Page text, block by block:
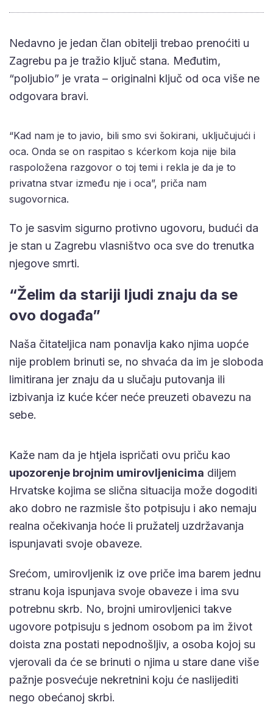
Nedavno je jedan član obitelji trebao prenoćiti u
Zagrebu pa je tražio ključ stana. Međutim,
“poljubio” je vrata – originalni ključ od oca više ne
odgovara bravi.
“Kad nam je to javio, bili smo svi šokirani, uključujući i
oca. Onda se on raspitao s kćerkom koja nije bila
raspoložena razgovor o toj temi i rekla je da je to
privatna stvar između nje i oca”, priča nam
sugovornica.
To je sasvim sigurno protivno ugovoru, budući da
je stan u Zagrebu vlasništvo oca sve do trenutka
njegove smrti.
“Želim da stariji ljudi znaju da se
ovo događa”
Naša čitateljica nam ponavlja kako njima uopće
nije problem brinuti se, no shvaća da im je sloboda
limitirana jer znaju da u slučaju putovanja ili
izbivanja iz kuće kćer neće preuzeti obavezu na
sebe.
Kaže nam da je htjela ispričati ovu priču kao
upozorenje brojnim umirovljenicima diljem
Hrvatske kojima se slična situacija može dogoditi
ako dobro ne razmisle što potpisuju i ako nemaju
realna očekivanja hoće li pružatelj uzdržavanja
ispunjavati svoje obaveze.
Srećom, umirovljenik iz ove priče ima barem jednu
stranu koja ispunjava svoje obaveze i ima svu
potrebnu skrb. No, brojni umirovljenici takve
ugovore potpisuju s jednom osobom pa im život
doista zna postati nepodnošljiv, a osoba kojoj su
vjerovali da će se brinuti o njima u stare dane više
pažnje posvećuje nekretnini koju će naslijediti
nego obećanoj skrbi.